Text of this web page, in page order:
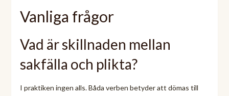
Vanliga frågor
Vad är skillnaden mellan
sakfälla och plikta?
I praktiken ingen alls. Båda verben betyder att dömas till